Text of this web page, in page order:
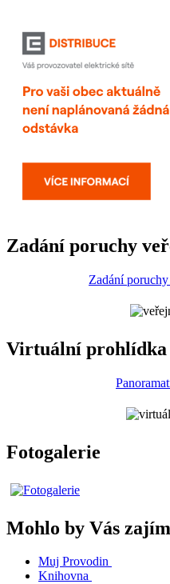
Zadání poruchy
Zadání
Virtuální prohlídka
Fotogalerie
Mohlo by Vás
Muj Provodin
Knihovna